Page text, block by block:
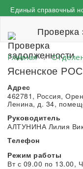
к
Единый справочный
Проверка
Главная/
Ясненское
Адрес
462781, Россия,
Ленина, д. 34,
Руководитель
АЛТУНИНА Лилия
Телефон
Режим работы
Вт с 09.00 по 13.00,